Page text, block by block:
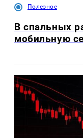
Полезное
В спальных
мобильную